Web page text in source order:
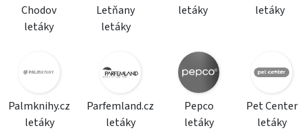
Chodov
letáky
Letňany
letáky
letáky
letáky
Palmknihy.cz
letáky
Parfemland.cz
letáky
Pepco
letáky
Pet Center
letáky